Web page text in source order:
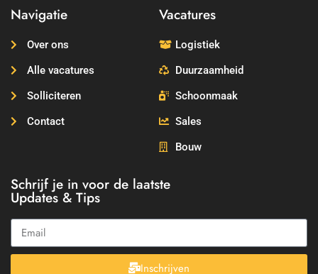
Navigatie
Over ons
Alle vacatures
Solliciteren
Contact
Vacatures
Logistiek
Duurzaamheid
Schoonmaak
Sales
Bouw
Schrijf je in voor de laatste
Updates & Tips
Inschrijven